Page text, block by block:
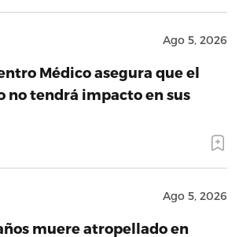
Ago 5, 2026
Médico asegura que el
no tendrá impacto en sus
Ago 5, 2026
muere atropellado en